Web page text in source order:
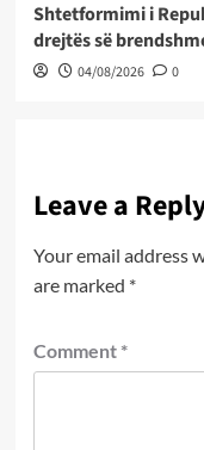
Shtetformimi i
drejtës së
04/08/2026 0
Leave a
Your email address
are marked *
Comment *